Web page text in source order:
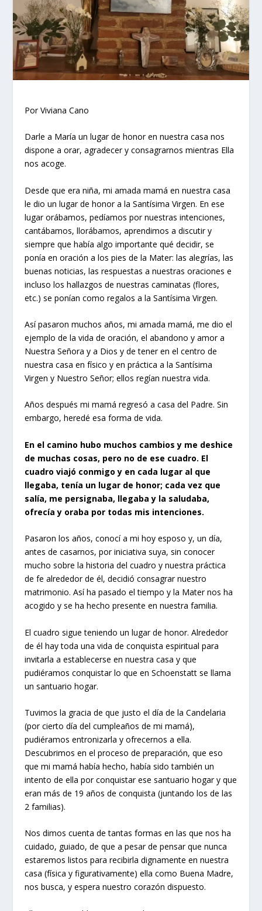
Por Viviana Cano
Darle a María un lugar de honor en nuestra casa nos
dispone a orar, agradecer y consagrarnos mientras Ella
nos acoge.
Desde que era niña, mi amada mamá en nuestra casa
le dio un lugar de honor a la Santísima Virgen. En ese
lugar orábamos, pedíamos por nuestras intenciones,
cantábamos, llorábamos, aprendimos a discutir y
siempre que había algo importante qué decidir, se
ponía en oración a los pies de la Mater: las alegrías, las
buenas noticias, las respuestas a nuestras oraciones e
incluso los hallazgos de nuestras caminatas (flores,
etc.) se ponían como regalos a la Santísima Virgen.
Así pasaron muchos años, mi amada mamá, me dio el
ejemplo de la vida de oración, el abandono y amor a
Nuestra Señora y a Dios y de tener en el centro de
nuestra casa en físico y en práctica a la Santísima
Virgen y Nuestro Señor; ellos regían nuestra vida.
Años después mi mamá regresó a casa del Padre. Sin
embargo, heredé esa forma de vida.
En el camino hubo muchos cambios y me deshice
de muchas cosas, pero no de ese cuadro. El
cuadro viajó conmigo y en cada lugar al que
llegaba, tenía un lugar de honor; cada vez que
salía, me persignaba, llegaba y la saludaba,
ofrecía y oraba por todas mis intenciones.
Pasaron los años, conocí a mi hoy esposo y, un día,
antes de casarnos, por iniciativa suya, sin conocer
mucho sobre la historia del cuadro y nuestra práctica
de fe alrededor de él, decidió consagrar nuestro
matrimonio. Así ha pasado el tiempo y la Mater nos ha
acogido y se ha hecho presente en nuestra familia.
El cuadro sigue teniendo un lugar de honor. Alrededor
de él hay toda una vida de conquista espiritual para
invitarla a establecerse en nuestra casa y que
pudiéramos conquistar lo que en Schoenstatt se llama
un santuario hogar.
Tuvimos la gracia de que justo el día de la Candelaria
(por cierto día del cumpleaños de mi mamá),
pudiéramos entronizarla y ofrecernos a ella.
Descubrimos en el proceso de preparación, que eso
que mi mamá había hecho, había sido también un
intento de ella por conquistar ese santuario hogar y que
eran más de 19 años de conquista (juntando los de las
2 familias).
Nos dimos cuenta de tantas formas en las que nos ha
cuidado, guiado, de que a pesar de pensar que nunca
estaremos listos para recibirla dignamente en nuestra
casa (física y figurativamente) ella como Buena Madre,
nos busca, y espera nuestro corazón dispuesto.